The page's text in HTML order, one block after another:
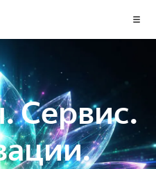
Сервис.